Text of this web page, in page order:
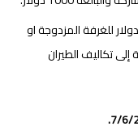
يتحمل الطالب تكاليف السكن والبالغة 150 دولار للغرفة المزدوجة او
بالإضافة إلى تكاليف الطيران